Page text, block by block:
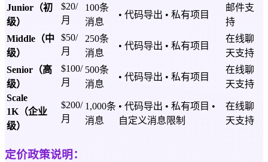
Junior（初
级）
$20/
月
100条
消息
• 代码导出 • 私有项目
邮件支
持
Middle（中
级）
$50/
月
250条
消息
• 代码导出 • 私有项目
在线聊
天支持
Senior（高
级）
$100/
月
500条
消息
• 代码导出 • 私有项目
在线聊
天支持
Scale
1K（企业
级）
$200/
月
1,000条
消息
• 代码导出 • 私有项目 •
自定义消息限制
在线聊
天支持
定价政策说明：